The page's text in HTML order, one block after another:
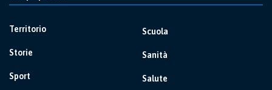
Territorio
Storie
Sport
Scuola
Sanità
Salute